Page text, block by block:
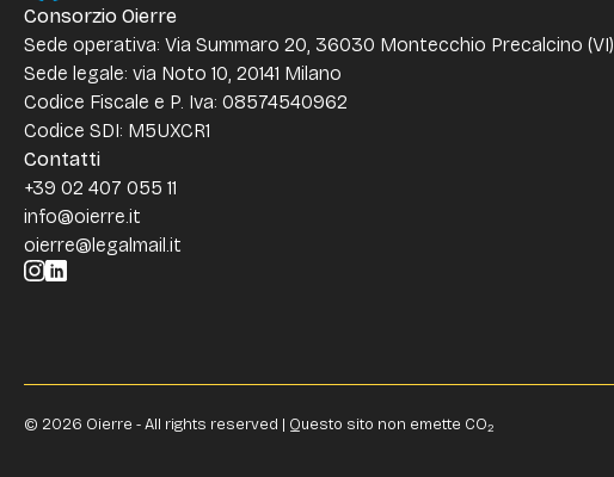
Consorzio Oierre
Sede operativa: Via Summaro 20, 36030 Montecchio Precalcino (VI)
Sede legale: via Noto 10, 20141 Milano
Codice Fiscale e P. Iva: 08574540962
Codice SDI: M5UXCR1
Contatti
+39 02 407 055 11
info@oierre.it
oierre@legalmail.it
© 2026 Oierre - All rights reserved | Questo sito non emette CO2